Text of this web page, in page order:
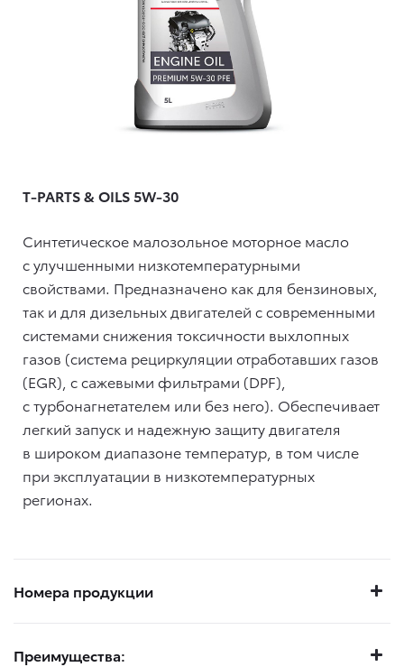
T-PARTS & OILS 5W-30
Синтетическое малозольное моторное масло
с улучшенными низкотемпературными
свойствами. Предназначено как для бензиновых,
так и для дизельных двигателей с современными
системами снижения токсичности выхлопных
газов (система рециркуляции отработавших газов
(EGR), c сажевыми фильтрами (DPF),
с турбонагнетателем или без него). Обеспечивает
легкий запуск и надежную защиту двигателя
в широком диапазоне температур, в том числе
при эксплуатации в низкотемпературных
регионах.
Номера продукции
Преимущества: